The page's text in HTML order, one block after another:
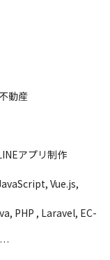
動産
アプリ制作
Vue.js,
PHP , Laravel, EC-